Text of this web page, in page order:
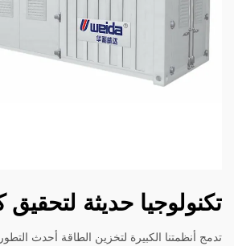
تكنولوجيا حديثة
تدمج أنظمتنا الكبيرة لتخزين الطاقة أحدث